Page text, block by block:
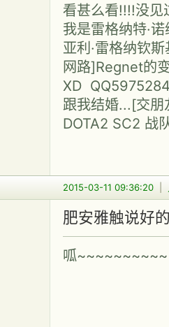
看甚么看!!!!没见
我是雷格纳特·
亚利·雷格纳钦
网路]Regnet的
XD
跟我结婚...[交
DOTA2 SC2 战
2015-03-11 09:36:20
肥安雅触说好
呱~~~~~~~~~~